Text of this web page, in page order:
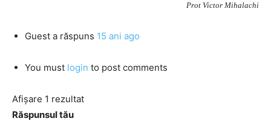
Prot Victor Mihalachi
Guest a răspuns 15 ani ago
You must login to post comments
Afișare 1 rezultat
Răspunsul tău